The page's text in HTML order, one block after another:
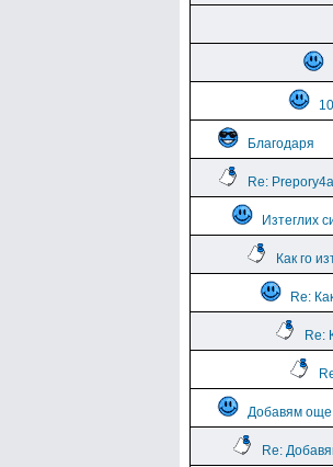
Благодаря
Re:
Изтеглих
Как го
Re:
Re:
Добавям още
Re: